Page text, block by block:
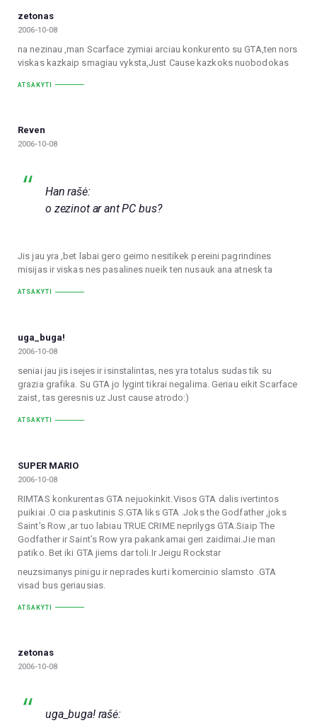
zetonas
2006-10-08
na nezinau ,man Scarface zymiai arciau konkurento su GTA,ten nors
viskas kazkaip smagiau vyksta,Just Cause kazkoks nuobodokas
ATSAKYTI
Reven
2006-10-08
Han rašė:
o zezinot ar ant PC bus?
Jis jau yra ,bet labai gero geimo nesitikek pereini pagrindines
misijas ir viskas nes pasalines nueik ten nusauk ana atnesk ta
ATSAKYTI
uga_buga!
2006-10-08
seniai jau jis isejes ir isinstalintas, nes yra totalus sudas tik su
grazia grafika. Su GTA jo lygint tikrai negalima. Geriau eikit Scarface
zaist, tas geresnis uz Just cause atrodo:)
ATSAKYTI
SUPER MARIO
2006-10-08
RIMTAS konkurentas GTA nejuokinkit.Visos GTA dalis ivertintos
puikiai .O cia paskutinis S.GTA liks GTA .Joks the Godfather ,joks
Saint’s Row ,ar tuo labiau TRUE CRIME neprilygs GTA.Siaip The
Godfather ir Saint’s Row yra pakankamai geri zaidimai.Jie man
patiko. Bet iki GTA jiems dar toli.Ir Jeigu Rockstar
neuzsimanys pinigu ir neprades kurti komercinio slamsto .GTA
visad bus geriausias.
ATSAKYTI
zetonas
2006-10-08
uga_buga! rašė: